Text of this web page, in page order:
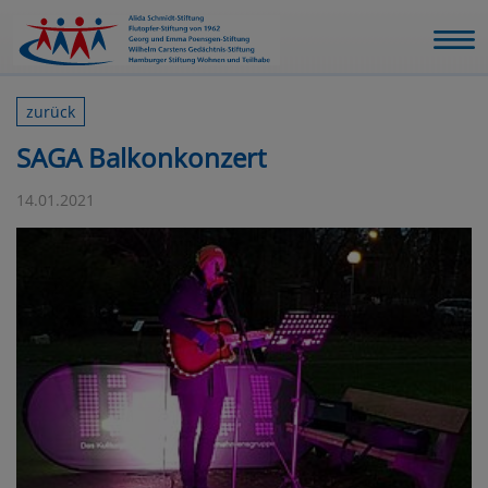
zurück
SAGA Balkonkonzert
14.01.2021